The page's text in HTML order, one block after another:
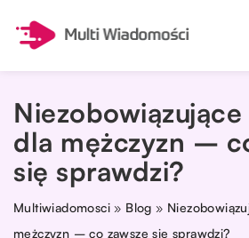
dla mężczyzn –
się sprawdzi?
Multiwiadomosci » Blog »
mężczyzn – co zawsze się sprawdzi?